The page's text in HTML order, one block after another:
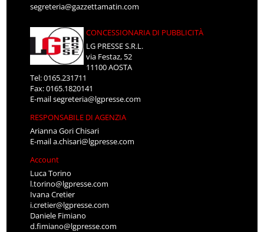
segreteria@gazzettamatin.com
CONCESSIONARIA DI PUBBLICITÀ
LG PRESSE S.R.L.
via Festaz, 52
11100 AOSTA
Tel: 0165.231711
Fax: 0165.1820141
E-mailsegreteria@lgpresse.com
RESPONSABILE DI AGENZIA
Arianna Gori Chisari
E-maila.chisari@lgpresse.com
Account
Luca Torino
l.torino@lgpresse.com
Ivana Cretier
i.cretier@lgpresse.com
Daniele Fimiano
d.fimiano@lgpresse.com